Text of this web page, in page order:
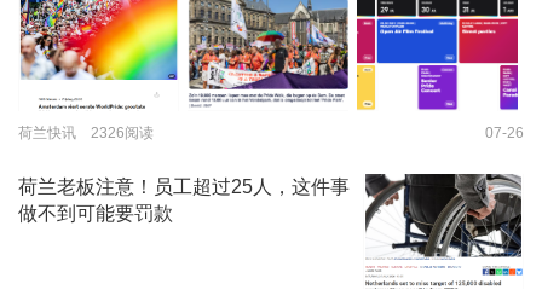
荷兰快讯 2326阅读 07-26
荷兰老板注意！员工超过25人，这件事
做不到可能要罚款